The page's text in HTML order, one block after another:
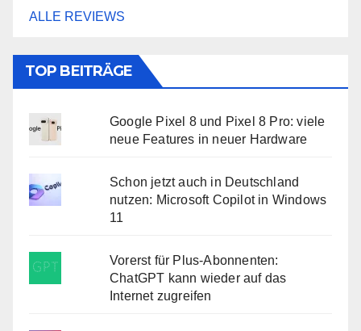
ALLE REVIEWS
TOP BEITRÄGE
Google Pixel 8 und Pixel 8 Pro: viele
neue Features in neuer Hardware
Schon jetzt auch in Deutschland
nutzen: Microsoft Copilot in Windows
11
Vorerst für Plus-Abonnenten:
ChatGPT kann wieder auf das
Internet zugreifen